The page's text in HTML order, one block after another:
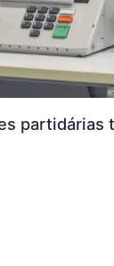
partidárias